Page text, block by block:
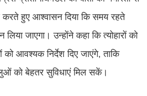
करते हुए आश्वासन दिया कि समय रहते
जाएगा। उन्होंने कहा कि त्योहारों को
को आवश्यक निर्देश दिए जाएंगे, ताकि
को बेहतर सुविधाएं मिल सकें।